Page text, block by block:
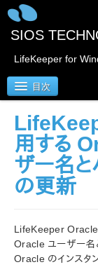
SIOS
LifeKeeper for
目次
LifeKeeper
クラウド環
について
用する
ザー名と
の更新
LifeKeeper Oracle
Oracle ユーザー名
Oracle のインスタ